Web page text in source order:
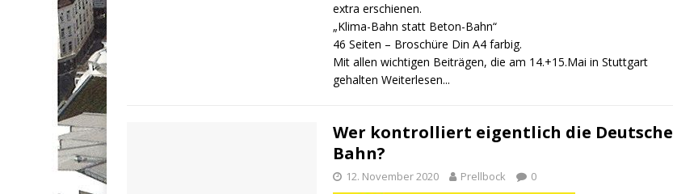
extra erschienen.
„Klima-Bahn statt Beton-Bahn“
46 Seiten – Broschüre Din A4 farbig.
Mit allen wichtigen Beiträgen, die am 14.+15.Mai in Stuttgart
gehalten Weiterlesen...
Wer kontrolliert eigentlich die Deutsche
Bahn?
12. November 2020 Prellbock 0